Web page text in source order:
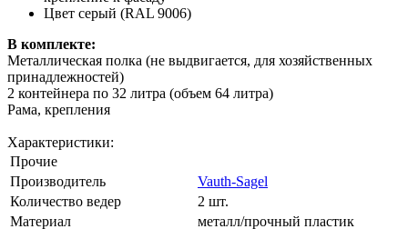
Цвет серый (RAL 9006)
В комплекте:
Металлическая полка (не выдвигается, для хозяйственных
принадлежностей)
2 контейнера по 32 литра (объем 64 литра)
Рама, крепления
Характеристики:
Прочие
Производитель
Vauth-Sagel
Количество ведер
2 шт.
Материал
металл/прочный пластик